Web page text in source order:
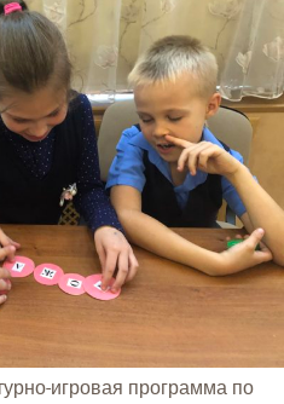
игровая программа по